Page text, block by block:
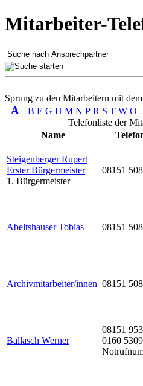
Mitarbeiter-
Sprung zu den Mitarbeitern mit
A B E G H M N P R S T W O
Telefonliste der
Name
Steigenberger Rupert
Erster Bürgermeister
1. Bürgermeister
08151
Abeltshauser Tobias 08151
Archivmitarbeiter/innen 08151
Ballasch Werner
08151
0160